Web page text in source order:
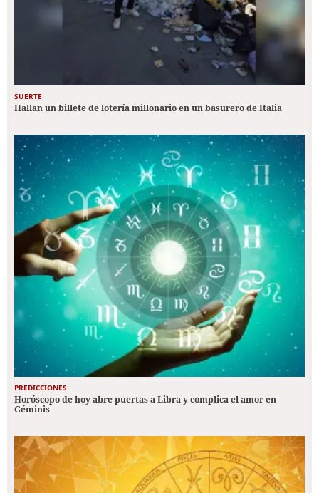
SUERTE
Hallan un billete de lotería millonario en un basurero de Italia
PREDICCIONES
Horóscopo de hoy abre puertas a Libra y complica el amor en
Géminis